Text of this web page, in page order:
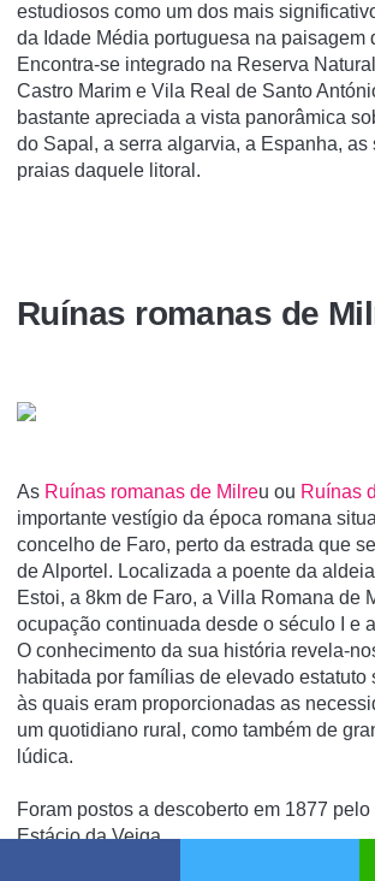
estudiosos como um dos mais
da Idade Média portuguesa na paisagem
Encontra-se integrado na Reserva
Castro Marim e Vila Real de Santo
bastante apreciada a vista panorâmica
do Sapal, a serra algarvia, a Espanha, as
praias daquele litoral.
Ruí­nas romanas de
As Ruí­nas romanas de Milreu ou Ruí­nas
importante vestí­gio da época romana
concelho de Faro, perto da estrada que
de Alportel. Localizada a poente da
Estoi, a 8km de Faro, a Villa Romana de
ocupação continuada desde o século I e
O conhecimento da sua história revela-
habitada por famílias de elevado estatuto
às quais eram proporcionadas as
um quotidiano rural, como também de
lúdica.
Foram postos a descoberto em 1877
Estácio da Veiga.